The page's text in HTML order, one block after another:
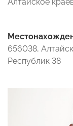
656038,
Республик 38